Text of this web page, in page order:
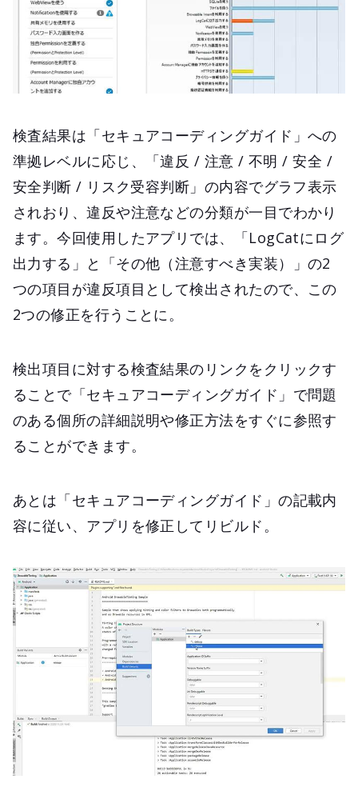
検査結果は「セキュアコーディングガイド」への
準拠レベルに応じ、「違反 / 注意 / 不明 / 安全 /
安全判断 / リスク受容判断」の内容でグラフ表示
されおり、違反や注意などの分類が一目でわかり
ます。今回使用したアプリでは、「LogCatにログ
出力する」と「その他（注意すべき実装）」の2
つの項目が違反項目として検出されたので、この
2つの修正を行うことに。
検出項目に対する検査結果のリンクをクリックす
ることで「セキュアコーディングガイド」で問題
のある個所の詳細説明や修正方法をすぐに参照す
ることができます。
あとは「セキュアコーディングガイド」の記載内
容に従い、アプリを修正してリビルド。